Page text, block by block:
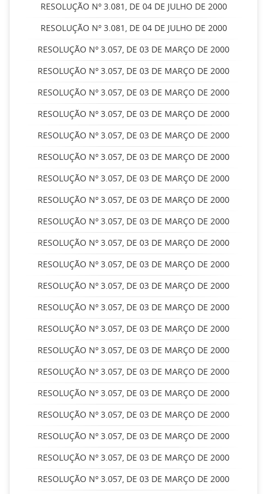
RESOLUÇÃO Nº 3.081, DE 04 DE JULHO DE 2000
RESOLUÇÃO Nº 3.081, DE 04 DE JULHO DE 2000
RESOLUÇÃO Nº 3.057, DE 03 DE MARÇO DE 2000
RESOLUÇÃO Nº 3.057, DE 03 DE MARÇO DE 2000
RESOLUÇÃO Nº 3.057, DE 03 DE MARÇO DE 2000
RESOLUÇÃO Nº 3.057, DE 03 DE MARÇO DE 2000
RESOLUÇÃO Nº 3.057, DE 03 DE MARÇO DE 2000
RESOLUÇÃO Nº 3.057, DE 03 DE MARÇO DE 2000
RESOLUÇÃO Nº 3.057, DE 03 DE MARÇO DE 2000
RESOLUÇÃO Nº 3.057, DE 03 DE MARÇO DE 2000
RESOLUÇÃO Nº 3.057, DE 03 DE MARÇO DE 2000
RESOLUÇÃO Nº 3.057, DE 03 DE MARÇO DE 2000
RESOLUÇÃO Nº 3.057, DE 03 DE MARÇO DE 2000
RESOLUÇÃO Nº 3.057, DE 03 DE MARÇO DE 2000
RESOLUÇÃO Nº 3.057, DE 03 DE MARÇO DE 2000
RESOLUÇÃO Nº 3.057, DE 03 DE MARÇO DE 2000
RESOLUÇÃO Nº 3.057, DE 03 DE MARÇO DE 2000
RESOLUÇÃO Nº 3.057, DE 03 DE MARÇO DE 2000
RESOLUÇÃO Nº 3.057, DE 03 DE MARÇO DE 2000
RESOLUÇÃO Nº 3.057, DE 03 DE MARÇO DE 2000
RESOLUÇÃO Nº 3.057, DE 03 DE MARÇO DE 2000
RESOLUÇÃO Nº 3.057, DE 03 DE MARÇO DE 2000
RESOLUÇÃO Nº 3.057, DE 03 DE MARÇO DE 2000